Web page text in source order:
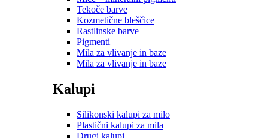
Tekoče barve
Kozmetične bleščice
Rastlinske barve
Pigmenti
Mila za vlivanje in baze
Mila za vlivanje in baze
Kalupi
Silikonski kalupi za milo
Plastični kalupi za mila
Drugi kalupi